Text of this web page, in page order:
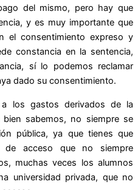
del mismo, pero hay que
y es muy importante que
el consentimiento expreso y
constancia en la sentencia,
sí lo podemos reclamar
dado su consentimiento.
los gastos derivados de la
bien sabemos, no siempre se
pública, ya que tienes que
de acceso que no siempre
muchas veces los alumnos
universidad privada, que no